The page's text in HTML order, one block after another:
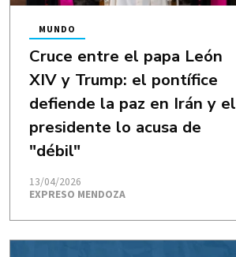
Cruce entre el papa León
XIV y Trump: el pontífice
defiende la paz en Irán y el
presidente lo acusa de
"débil"
EXPRESO MENDOZA
MUNDO
13/04/2026